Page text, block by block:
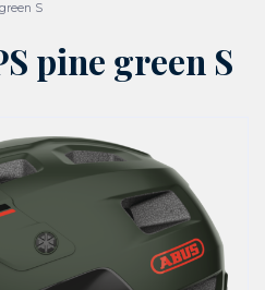
green S
pine green S